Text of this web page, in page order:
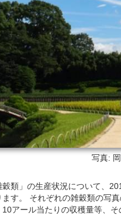
写真:
類」の生産状況について、
す。 それぞれの雑穀類の写
アール当たりの収穫量等、